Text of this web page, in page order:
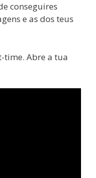
conseguires
e as dos teus
time. Abre a tua